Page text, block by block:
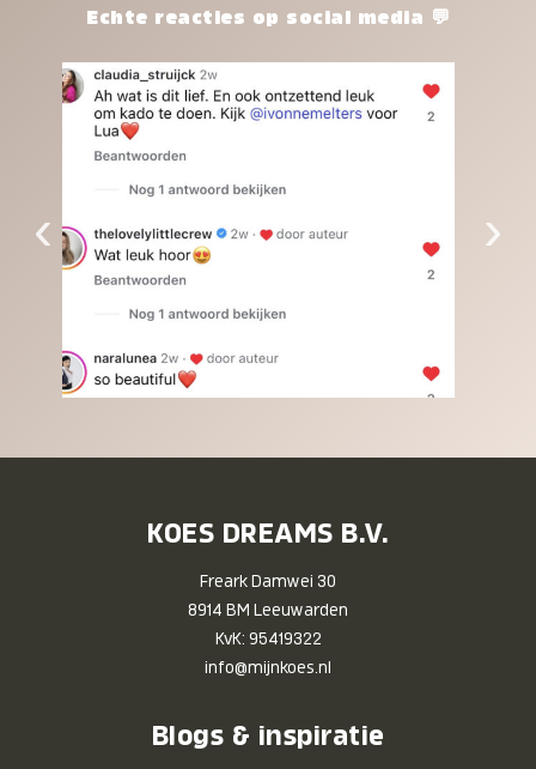
het waard.Echte reacties op social media 💬
‹ ›
KOES DREAMS B.V.
Freark Damwei 30
8914 BM Leeuwarden
KvK: 95419322
info@mijnkoes.nl
Blogs & inspiratie